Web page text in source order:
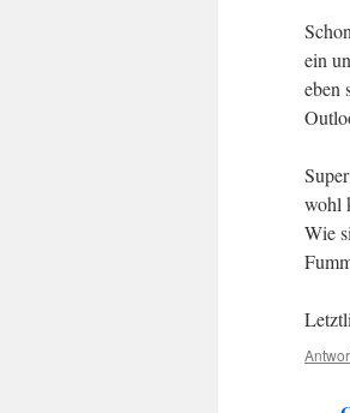
ein
eben
wohl
Wie